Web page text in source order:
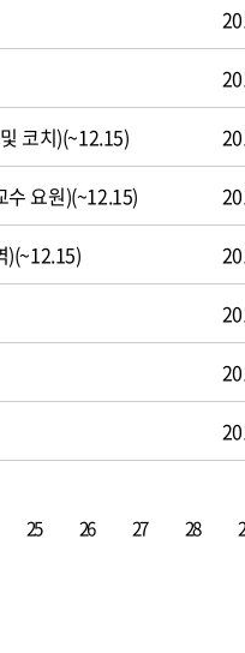
코치)(~12.15)
수 요원)(~12.15)
)(~12.15)
25 26 27 28